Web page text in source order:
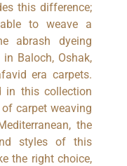
this difference;
to weave a
abrash dyeing
Baloch, Oshak,
era carpets.
in this collection
carpet weaving
the
styles of this
the right choice,